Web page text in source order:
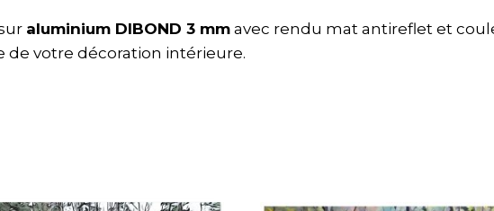
aluminium DIBOND 3 mm avec rendu mat antireflet et
votre décoration intérieure.